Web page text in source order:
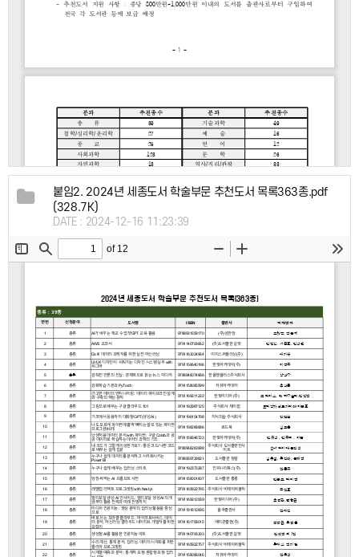
붙임2. 2024년 세종도서 학술부문 추천도서 목록363종.pdf
(328.7K)
DATE : 2024-12-16 11:23:39